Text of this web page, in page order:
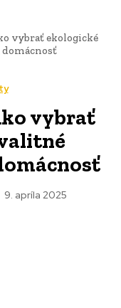
vybrať ekologické
vybrať
9. apríla 2025